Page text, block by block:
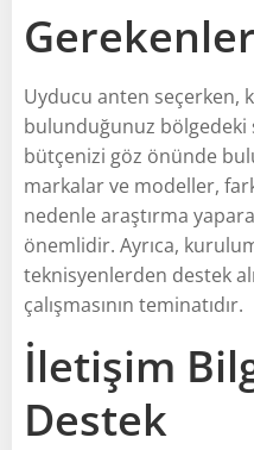
Gerekenler
Uyducu anten seçerken,
bulunduğunuz
bütçenizi göz önünde
markalar ve modeller,
nedenle araştırma
önemlidir. Ayrıca,
teknisyenlerden destek
çalışmasının teminatıdır.
İletişim
Destek